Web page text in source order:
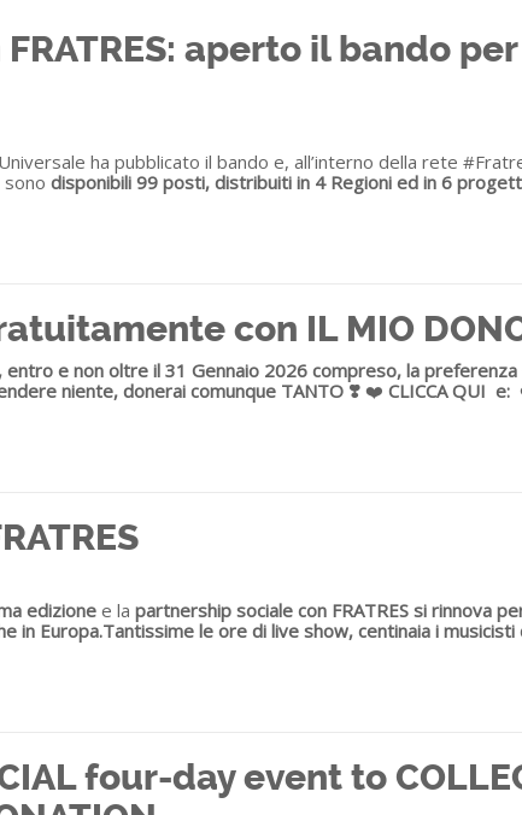
aperto il bando
ha pubblicato il bando e, all’interno della rete
sono disponibili 99 posti, distribuiti in 4 Regioni ed in 6
con IL MIO
, entro e non oltre il 31 Gennaio 2026 compreso, la preferenza
niente, donerai comunque TANTO ❣️ ❤️ CLICCA QUI e:
edizionee la partnership sociale con FRATRES si rinnova
in Europa.Tantissime le ore di live show, centinaia i
four-day event to